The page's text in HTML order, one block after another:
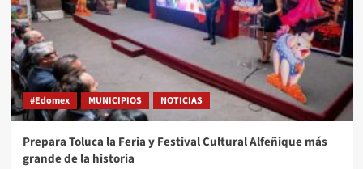
#Edomex MUNICIPIOS NOTICIAS
Prepara Toluca la Feria y Festival Cultural Alfeñique más
grande de la historia